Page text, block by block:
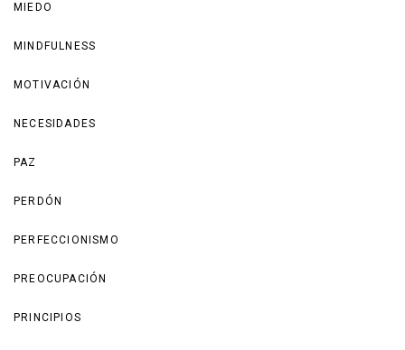
MIEDO
MINDFULNESS
MOTIVACIÓN
NECESIDADES
PAZ
PERDÓN
PERFECCIONISMO
PREOCUPACIÓN
PRINCIPIOS